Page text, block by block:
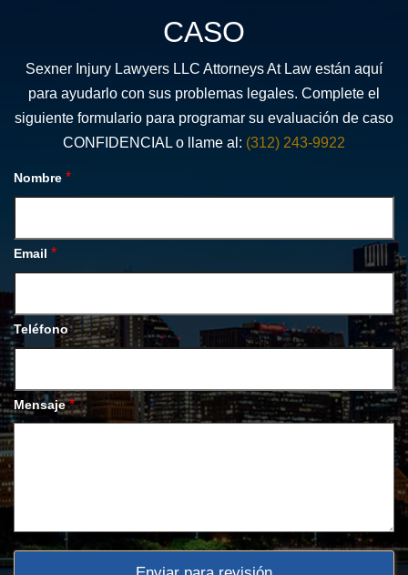
CASO
Sexner Injury Lawyers LLC Attorneys At Law están aquí
para ayudarlo con sus problemas legales. Complete el
siguiente formulario para programar su evaluación de caso
CONFIDENCIAL o llame al: (312) 243-9922
Nombre *
Email *
Teléfono
Mensaje *